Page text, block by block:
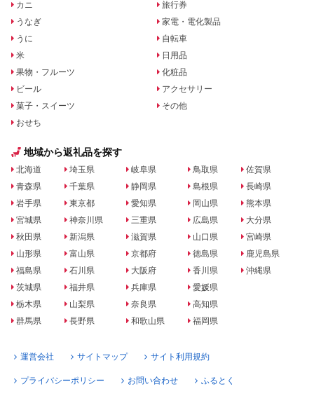
カニ
うなぎ
うに
米
果物・フルーツ
ビール
菓子・スイーツ
おせち
旅行券
家電・電化製品
自転車
日用品
化粧品
アクセサリー
その他
地域から返礼品を探す
北海道
青森県
岩手県
宮城県
秋田県
山形県
福島県
茨城県
栃木県
群馬県
埼玉県
千葉県
東京都
神奈川県
新潟県
富山県
石川県
福井県
山梨県
長野県
岐阜県
静岡県
愛知県
三重県
滋賀県
京都府
大阪府
兵庫県
奈良県
和歌山県
鳥取県
島根県
岡山県
広島県
山口県
徳島県
香川県
愛媛県
高知県
福岡県
佐賀県
長崎県
熊本県
大分県
宮崎県
鹿児島県
沖縄県
運営会社 サイトマップ サイト利用規約
プライバシーポリシー お問い合わせ ふるとく